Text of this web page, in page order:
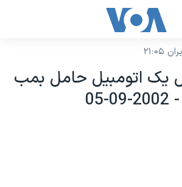
يک اتومبيل حامل بمب